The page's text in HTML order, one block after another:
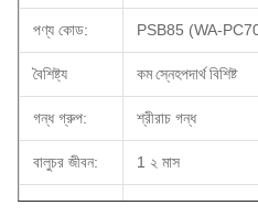
পণ্য কোড: PSB85 (WA-
বৈশিষ্ট্য কম স্নেহপদার্থ বিশিষ্ট
গন্ধ গ্রুপ: শ্রীরাচ গন্ধ
বালুচর জীবন: 1 ২ মাস
সনদপত্র: BRC, HACCP